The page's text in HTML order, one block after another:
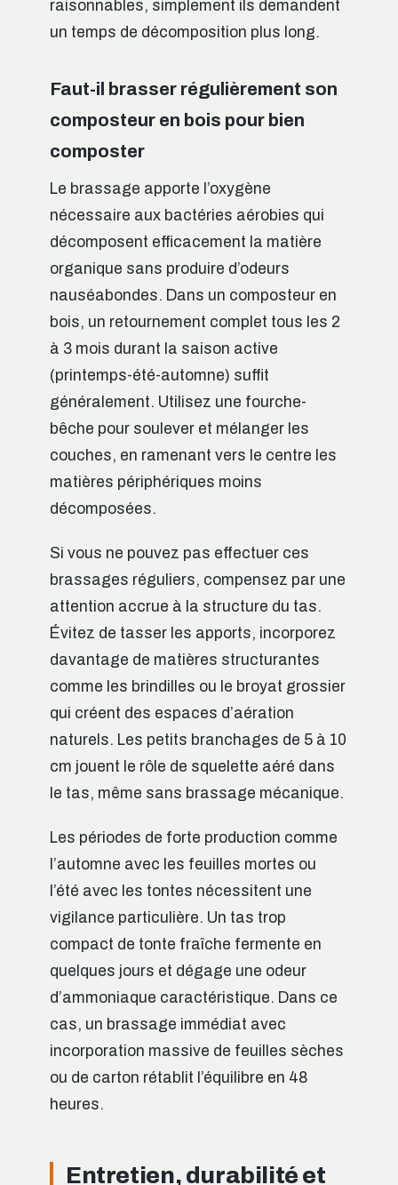
raisonnables, simplement ils demandent
un temps de décomposition plus long.
Faut-il brasser régulièrement son
composteur en bois pour bien
composter
Le brassage apporte l’oxygène
nécessaire aux bactéries aérobies qui
décomposent efficacement la matière
organique sans produire d’odeurs
nauséabondes. Dans un composteur en
bois, un retournement complet tous les 2
à 3 mois durant la saison active
(printemps-été-automne) suffit
généralement. Utilisez une fourche-
bêche pour soulever et mélanger les
couches, en ramenant vers le centre les
matières périphériques moins
décomposées.
Si vous ne pouvez pas effectuer ces
brassages réguliers, compensez par une
attention accrue à la structure du tas.
Évitez de tasser les apports, incorporez
davantage de matières structurantes
comme les brindilles ou le broyat grossier
qui créent des espaces d’aération
naturels. Les petits branchages de 5 à 10
cm jouent le rôle de squelette aéré dans
le tas, même sans brassage mécanique.
Les périodes de forte production comme
l’automne avec les feuilles mortes ou
l’été avec les tontes nécessitent une
vigilance particulière. Un tas trop
compact de tonte fraîche fermente en
quelques jours et dégage une odeur
d’ammoniaque caractéristique. Dans ce
cas, un brassage immédiat avec
incorporation massive de feuilles sèches
ou de carton rétablit l’équilibre en 48
heures.
Entretien, durabilité et